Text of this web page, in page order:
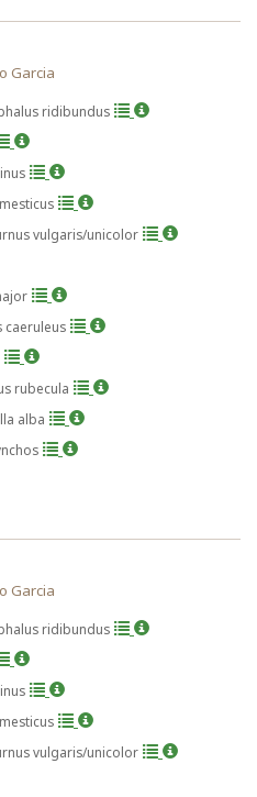
Garcia
ridibundus
vulgaris/unicolor
caeruleus
rubecula
alba
Garcia
ridibundus
vulgaris/unicolor